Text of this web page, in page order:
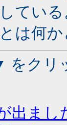
てい
は何
をクリ
出まし